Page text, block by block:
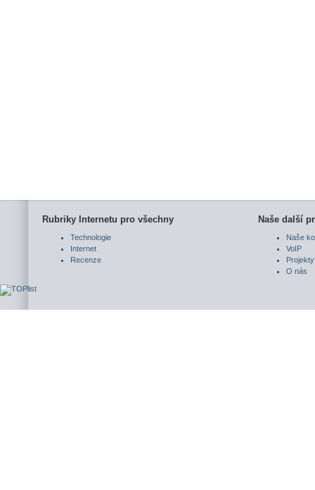
Rubriky Internetu pro všechny
Technologie
Internet
Recenze
Naše další
Naše
VoIP
Projekty
O nás